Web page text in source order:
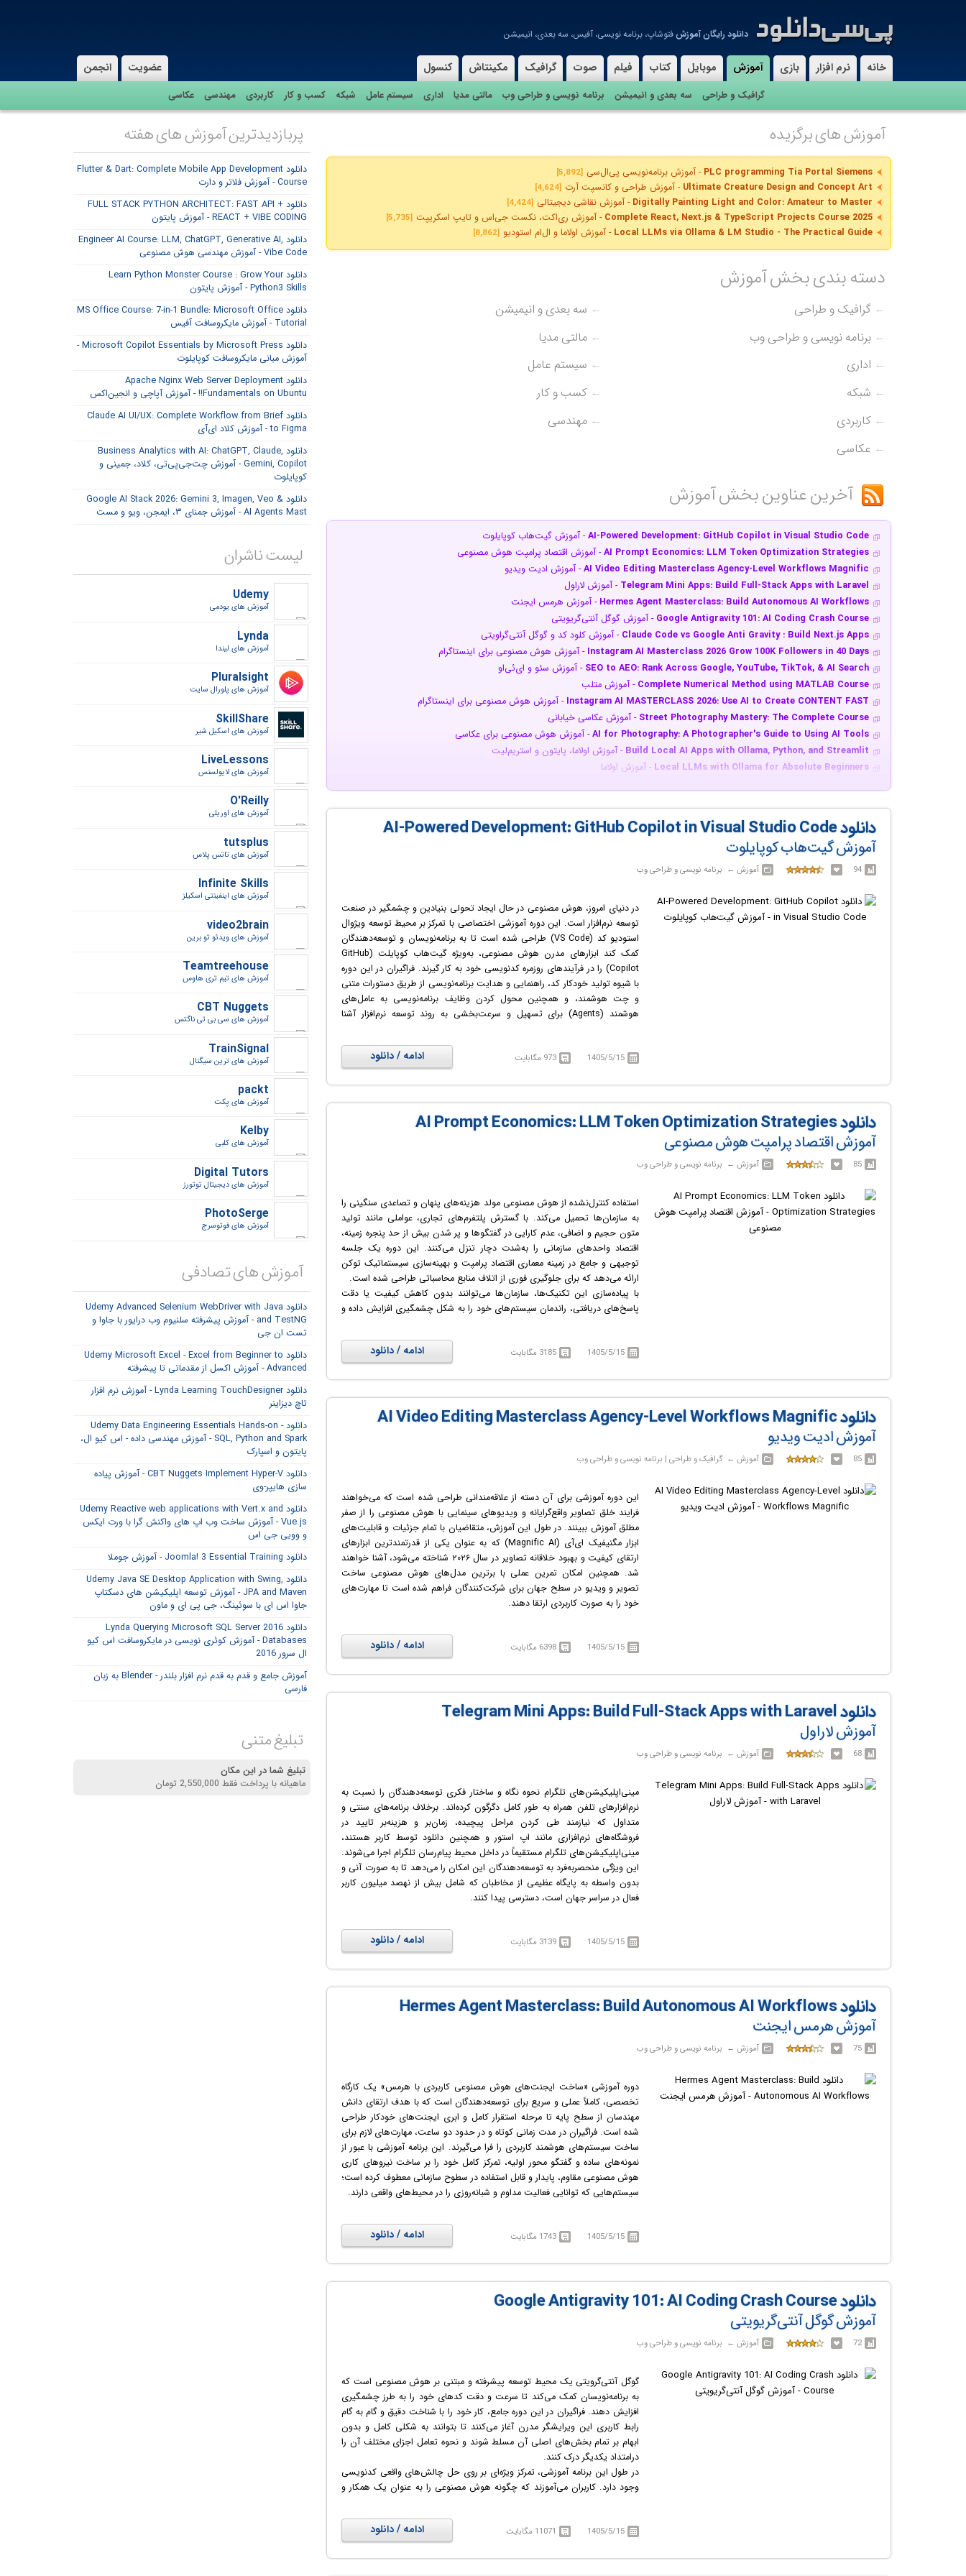
دانلود رایگان آموزشفتوشاپ، برنامه نویسی، آفیس، سه بعدی، انیمیشن
شبکه، کسب و کار، کاربردی، مهندسی، عکاسی را با لینک مستقیم از پی سی دانلود دریافت کنید.
خانه نرم افزار بازی آموزش
گرافیک و طراحی سه بعدی و انیمیشن برنامه نویسی و طراحی وب مالتی مدیا اداری سیستم عامل شبکه کسب و کار کاربردی مهندسی عکاسی
موبایل کتاب فیلم صوت گرافیک مکینتاش کنسول انجمن عضویت
آموزش های برگزیده
Engineer AI Course: LLM, ChatGPT, Generative AI, Vibe Code- آموزش مهندسی هوش مصنوعی [592]
AI Coder: Vibe Coder to Agentic Engineer in 3 Weeks
Master Python programming by solving scientific projects
PHP From Scratch | Beginner To Advanced- آموزش پی‌اچ‌پی [4,357]
PLC programming Tia Portal Siemens - آموزش برنامه‌نویسی پی‌ال‌سی [5,892]
Ultimate Creature Design and Concept Art - آموزش طراحی و کانسپت آرت [4,624]
Digitally Painting Light and Color: Amateur to Master - آموزش نقاشی دیجیتالی [4,424]
Complete React, Next.js & TypeScript Projects Course 2025 - آموزش ری‌اکت، نکست‌ جی‌اس و تایپ اسکریپت [5,735]
Local LLMs via Ollama & LM Studio - The Practical Guide - آموزش اولاما و ال‌ام استودیو [8,862]
The Most Comprehensive Guide To Unity Game Development Vol.1+2- آموزش یونیتی برای توسعه بازی [8,322]
Build & Sell Your Own Robust AI Agents Using Python & OpenA!
CompTIA A+ Core 2 (220-1102)
Hands-On Linux Bootcamp: Real World Skills to Get You Hired- آموزش لینوکس
CompTIA Project+ (005) Domain 1-4
CompTIA Network + - Domain 1-5
Blender 4.4 The complete training
دسته بندی بخش آموزش
← گرافیک و طراحی ← سه بعدی و انیمیشن
← برنامه نویسی و طراحی وب ← مالتی مدیا
← اداری ← سیستم عامل
← شبکه ← کسب و کار
← کاربردی ← مهندسی
← عکاسی
آخرین عناوین بخش آموزش
AI-Powered Development: GitHub Copilot in Visual Studio Code- آموزش گیت‌هاب کوپایلوت
AI Prompt Economics: LLM Token Optimization Strategies- آموزش اقتصاد پرامپت هوش مصنوعی
AI Video Editing Masterclass Agency-Level Workflows Magnific- آموزش ادیت ویدیو
Telegram Mini Apps: Build Full-Stack Apps with Laravel - آموزش لاراول
Hermes Agent Masterclass: Build Autonomous AI Workflows - آموزش هرمس ایجنت
Google Antigravity 101: AI Coding Crash Course - آموزش گوگل آنتی‌گریویتی
Claude Code vs Google Anti Gravity : Build Next.js Apps - آموزش کلود کد و گوگل آنتی‌گراویتی
Instagram AI Masterclass 2026 Grow 100K Followers in 40 Days - آموزش هوش مصنوعی برای اینستاگرام
SEO to AEO: Rank Across Google, YouTube, TikTok, & AI Search - آموزش سئو و ای‌ئی‌او
Complete Numerical Method using MATLAB Course - آموزش متلب
Instagram AI MASTERCLASS 2026: Use AI to Create CONTENT FAST - آموزش هوش مصنوعی برای اینستاگرام
Street Photography Mastery: The Complete Course - آموزش عکاسی خیابانی
AI for Photography: A Photographer's Guide to Using AI Tools- آموزش هوش مصنوعی برای عکاسی
Build Local AI Apps with Ollama, Python, and Streamlit - آموزش اولاما، پایتون و استریم‌لیت
Local LLMs with Ollama for Absolute Beginners - آموزش اولاما
Datamine Studio RM (Drillhole Data to Reporting)
- آموزش دیتاماین استودیو آرام
The Complete Selenium and Beautiful Soup Masterclass 2026- آموزش سلنیوم و بیوتیفول سوپ
Claude code: The AI Development Playbook
CATIA V5 Basic to Advance Interior Exterior Surfacing
n8n for Beginners: Google Workspace Automation with AI
Snowflake Cortex AI: Cortex Code (CoCo), Search & Agents - آموزش اسنوفلیک کورتکس ای‌آی
Video Editing in CapCut | Beginner to Pro | Desktop + Mobile - آموزش کپ‌کات
Email Management Masterclass: Gmail, Outlook, Inbox Zero, AI- آموزش ابزارهای مدیریت ایمیل
Python Computer Vision for Image Processing & Face Detection- آموزش پردازش تصویر با پایتون
Master in ArcGIS, Remote Sensing & Spatial Analysis Course- آموزش آرک‌جی‌آی‌اس
دانلود AI-Powered Development: GitHub Copilot in Visual Studio Code
آموزش گیت‌هاب کوپایلوت
94 آموزش‎ ← ‏ برنامه نویسی و طراحی وب
در دنیای امروز، هوش مصنوعی در حال ایجاد تحولی بنیادین و چشمگیر در صنعت
توسعه نرم‌افزار است. این دوره آموزشی اختصاصی با تمرکز بر محیط توسعه ویژوال
استودیو کد (VS Code) طراحی شده است تا به برنامه‌نویسان و توسعه‌دهندگان
کمک کند ابزارهای مدرن هوش مصنوعی، به‌ویژه گیت‌هاب کوپایلت (GitHub
Copilot) را در فرآیندهای روزمره کدنویسی خود به کار گیرند. فراگیران در این دوره
با شیوه تولید خودکار کد، راهنمایی و هدایت برنامه‌نویسی از طریق دستورات متنی
و چت هوشمند، و همچنین محول کردن وظایف برنامه‌نویسی به عامل‌های
هوشمند (Agents) برای تسهیل و سرعت‌بخشی به روند توسعه نرم‌افزار آشنا
در پایان این دوره، شرکت‌کنندگان موفق به ایجاد یک چارچوب قدرتمند و جامع برای
ادغام بی‌وقفه هوش مصنوعی در فعالیت‌های روزانه کدنویسی خود خواهند شد.
بهره‌وری و یافتن رویکردهای خلاقانه در برنامه‌نویسی استفاده کنند، بسیار مناسب
است. شرکت‌کنندگان با دریافت راهنمایی‌های عملی، توانمندی ارزیابی انتقادی
خروجی‌های هوش مصنوعی را کسب کرده و می‌توانند کیفیت بالای پروژه‌های خود
استودیو کد جهت بهبود کدنویسی آشنا خواهید شد.
1405/5/15 973 مگابایت ادامه / دانلود
دانلود AI Prompt Economics: LLM Token Optimization Strategies
آموزش اقتصاد پرامپت هوش مصنوعی
85 آموزش‎ ← ‏ برنامه نویسی و طراحی وب
استفاده کنترل‌نشده از هوش مصنوعی مولد هزینه‌های پنهان و تصاعدی سنگینی را
به سازمان‌ها تحمیل می‌کند. با گسترش پلتفرم‌های تجاری، عواملی مانند تولید
متون حجیم و اضافی، عدم کارایی در گفتگوها و پر شدن بیش از حد پنجره زمینه،
اقتصاد واحدهای سازمانی را به‌شدت دچار تنزل می‌کنند. این دوره یک جلسه
توجیهی و جامع در زمینه معماری اقتصاد پرامپت و بهینه‌سازی سیستماتیک توکن
ارائه می‌دهد که برای جلوگیری فوری از اتلاف منابع محاسباتی طراحی شده است.
با پیاده‌سازی این تکنیک‌ها، سازمان‌ها می‌توانند بدون کاهش کیفیت یا دقت
پاسخ‌های دریافتی، راندمان سیستم‌های خود را به شکل چشمگیری افزایش داده و
معماران نرم‌افزار و مدیران فنی را مجهز به دانش تخصصی لازم برای مدیریت بهینه
منابع محاسباتی و کاهش بار پردازشی سرورها می‌سازد تا بستری پایدار، اقتصادی و
در دوره آموزشی AI Prompt Economics: LLM Token Optimization
Strategies با روش‌های کاهش هزینه‌ها و بهینه‌سازی مصرف توکن در هوش
مصنوعی آشنا خواهید شد.
1405/5/15 3185 مگابایت ادامه / دانلود
دانلود AI Video Editing Masterclass Agency-Level Workflows Magnific
آموزش ادیت ویدیو
85 آموزش‎ ← ‏ گرافیک و طراحی | برنامه نویسی و طراحی وب
این دوره آموزشی برای آن دسته از علاقه‌مندانی طراحی شده است که می‌خواهند
فرایند خلق تصاویر واقع‌گرایانه و ویدیوهای سینمایی با هوش مصنوعی را از صفر
مطلق آموزش ببینند. در طول این آموزش، متقاضیان با تمام جزئیات و قابلیت‌های
ابزار مگنیفیک ای‌آی (Magnific AI) که به عنوان یکی از قدرتمندترین ابزارهای
ارتقای کیفیت و بهبود خلاقانه تصاویر در سال ۲۰۲۶ شناخته می‌شود، آشنا خواهند
شد. همچنین امکان تمرین عملی با برترین مدل‌های هوش مصنوعی ساخت
تصویر و ویدیو در سطح جهان برای شرکت‌کنندگان فراهم شده است تا مهارت‌های
خود را به صورت کاربردی ارتقا دهند.
برای کسانی که تجربه قبلی کار با ابزارهای هوش مصنوعی را دارند مناسب باشد.
محتوای آموزشی گام‌به‌گام دانش‌پذیران را هدایت کرده و سطح مهارت آن‌ها را از
این دوره، شرکت‌کنندگان قادر خواهند بود ایده‌های خلاقانه خود را به آثاری قدرتمند
و خیره‌کننده تبدیل کنند و از این توانمندی‌ها در پروژه‌های صنعتی و تجاری بهره
ببرند.
در دوره آموزشی AI Video Editing Masterclass Agency-Level Workflows
ابزارهای پیشرفته هوش مصنوعی آشنا خواهید شد.
1405/5/15 6398 مگابایت ادامه / دانلود
دانلود Telegram Mini Apps: Build Full-Stack Apps with Laravel
آموزش لاراول
68 آموزش‎ ← ‏ برنامه نویسی و طراحی وب
مینی‌اپلیکیشن‌های تلگرام نحوه نگاه و ساختار فکری توسعه‌دهندگان را نسبت به
نرم‌افزارهای تلفن همراه به طور کامل دگرگون کرده‌اند. برخلاف برنامه‌های سنتی و
متداول که نیازمند طی کردن مراحل پیچیده، زمان‌بر و هزینه‌بر تایید در
فروشگاه‌های نرم‌افزاری مانند اپ استور و همچنین دانلود توسط کاربر هستند،
مینی‌اپلیکیشن‌های تلگرام مستقیماً در داخل محیط پیام‌رسان تلگرام اجرا می‌شوند.
این ویژگی منحصر‌به‌فرد به توسعه‌دهندگان این امکان را می‌دهد تا به صورت آنی و
بدون واسطه به پایگاه عظیمی از مخاطبان که شامل بیش از نهصد میلیون کاربر
فعال در سراسر جهان است، دسترسی پیدا کنند.
مدرن وب، مدیریت حالت‌ها در محیط لایووایر و نحوه مدیریت پایگاه داده در
لاراول به منظور پشتیبانی از حجم بالای مخاطبان تلگرام آشنا شوند. آموزش‌ها به
را به صورت زنده و کاربردی پیاده‌سازی نمایند و آن را در اختیار مخاطبان قرار دهند.
این مجموعه آموزشی تمامی ابزارهای لازم را برای ورود به دنیای مینی‌اپ‌های تلگرام
فراهم می‌سازد.
1405/5/15 3139 مگابایت ادامه / دانلود
دانلود Hermes Agent Masterclass: Build Autonomous AI Workflows
آموزش هرمس ایجنت
75 آموزش‎ ← ‏ برنامه نویسی و طراحی وب
دوره آموزشی «ساخت ایجنت‌های هوش مصنوعی کاربردی با هرمس» یک کارگاه
تخصصی، کاملاً عملی و سریع برای توسعه‌دهندگان است که با هدف ارتقای دانش
مهندسان از سطح پایه تا مرحله استقرار کامل و ابری ایجنت‌های خودکار طراحی
شده است. فراگیران در مدت زمانی کوتاه و در حدود دو ساعت، مهارت‌های لازم برای
ساخت سیستم‌های هوشمند کاربردی را فرا می‌گیرند. این برنامه آموزشی با عبور از
نمونه‌های ساده و گفتگو محور اولیه، تمرکز کامل خود را بر ساخت نیروهای کاری
هوش مصنوعی مقاوم، پایدار و قابل استفاده در سطوح سازمانی معطوف کرده است؛
سیستم‌هایی که توانایی فعالیت مداوم و شبانه‌روزی را در محیط‌های واقعی دارند.
(Hermes Agent) شکل گرفته است. این ابزار قدرتمند به دلیل قابلیت‌های
منحصر‌به‌فرد خود، در همان سال نخست عرضه با استقبال بی‌نظیر و گسترده
گیت‌هاب کسب کند. شرکت‌کنندگان در طول دوره با مفاهیم کلیدی، زیرساخت‌ها و
روش‌های استاندارد توسعه ایجنت‌های خودمختار آشنا می‌شوند و نحوه مدیریت،
بهینه‌سازی و حل چالش‌های فنی مرتبط با استقرار آنها را فرامی‌گیرند. این آموزش
برای آن دسته از برنامه‌نویسانی طراحی شده است که قصد دارند از برنامه‌های سنتی
در بسترهای ابری به صورت پایدار اجرا و مدیریت نمایند.
Workflows با نحوه توسعه و استقرار ایجنت‌های هوش مصنوعی خودمختار آشنا
خواهید شد.
1405/5/15 1743 مگابایت ادامه / دانلود
دانلود Google Antigravity 101: AI Coding Crash Course
آموزش گوگل آنتی‌گریویتی
72 آموزش‎ ← ‏ برنامه نویسی و طراحی وب
گوگل آنتی‌گرویتی یک محیط توسعه پیشرفته و مبتنی بر هوش مصنوعی است که
به برنامه‌نویسان کمک می‌کند تا سرعت و دقت کدهای خود را به طرز چشمگیری
افزایش دهند. فراگیران در این دوره جامع، کار خود را با شناخت دقیق و گام به گام
رابط کاربری این ویرایشگر مدرن آغاز می‌کنند تا بتوانند به شکلی کامل و بدون
ابهام بر تمام بخش‌های اصلی آن مسلط شوند و نحوه تعامل اجزای مختلف آن را
درامتداد یکدیگر درک کنند.
در طول این برنامه آموزشی، تمرکز ویژه‌ای بر روی حل چالش‌های واقعی کدنویسی
وجود دارد. کاربران می‌آموزند که چگونه هوش مصنوعی را به عنوان یک همکار و
بیشتری رفع کنند و کدهای بهینه‌تری بنویسند. این دوره تمامی ظرفیت‌ها و
قابلیت‌های پنهان گوگل آنتی‌گرویتی را به گونه‌ای معرفی می‌کند که شرکت‌کنندگان
برنامه‌نویسی خود را مدرن‌تر و سریع‌تر سازند.
1405/5/15 11071 مگابایت ادامه / دانلود
پربازدیدترین آموزش های هفته
دانلود Flutter & Dart: Complete Mobile App Development
Course - آموزش فلاتر و دارت
دانلود FULL STACK PYTHON ARCHITECT: FAST API +
REACT + VIBE CODING - آموزش پایتون
دانلود Engineer AI Course: LLM, ChatGPT, Generative AI,
Vibe Code - آموزش مهندسی هوش مصنوعی
دانلود Learn Python Monster Course : Grow Your
Python3 Skills - آموزش پایتون
دانلود MS Office Course: 7-in-1 Bundle: Microsoft Office
Tutorial - آموزش مایکروسافت آفیس
دانلود Microsoft Copilot Essentials by Microsoft Press -
آموزش مبانی مایکروسافت کوپایلوت
دانلود Apache Nginx Web Server Deployment
Fundamentals on Ubuntu!! - آموزش آپاچی و انجین‌اکس
دانلود Claude AI UI/UX: Complete Workflow from Brief
to Figma - آموزش کلاد ای‌آی
دانلود Business Analytics with AI: ChatGPT, Claude,
Gemini, Copilot - آموزش چت‌جی‌پی‌تی، کلاد، جمینی و
کوپایلوت
دانلود Google AI Stack 2026: Gemini 3, Imagen, Veo &
AI Agents Mast - آموزش جمنای ۳، ایمجن، ویو و مست
لیست ناشران
Udemy
آموزش های یودمی
Lynda
آموزش های لیندا
Pluralsight
آموزش های پلورال سایت
SkillShare
آموزش های اسکیل شیر
LiveLessons
آموزش های لایولسنس
O'Reilly
آموزش های اوریلی
tutsplus
آموزش های تاتس پلاس
Infinite Skills
آموزش های اینفینتی اسکیلز
video2brain
آموزش های ویدئو تو برین
Teamtreehouse
آموزش های تیم تری هاوس
CBT Nuggets
آموزش های سی بی تی ناگتس
TrainSignal
آموزش های ترین سیگنال
packt
آموزش های پکت
Kelby
آموزش های کلبی
Digital Tutors
آموزش های دیجیتال توتورز
PhotoSerge
آموزش های فوتوسرج
آموزش ها‌ی تصادفی
دانلود Udemy Advanced Selenium WebDriver with Java
and TestNG - آموزش پیشرفته سلنیوم وب درایور با جاوا و
تست ان جی
دانلود Udemy Microsoft Excel - Excel from Beginner to
Advanced - آموزش اکسل از مقدماتی تا پیشرفته
دانلود Lynda Learning TouchDesigner - آموزش نرم افزار
تاچ دیزاینر
دانلود Udemy Data Engineering Essentials Hands-on -
SQL, Python and Spark - آموزش مهندسی داده - اس کیو ال،
پایتون و اسپارک
دانلود CBT Nuggets Implement Hyper-V - آموزش پیاده
سازی هایپر-وی
دانلود Udemy Reactive web applications with Vert.x and
Vue.js - آموزش ساخت وب اپ های واکنش گرا با ورت ایکس
و وویی جی اس
دانلود Joomla! 3 Essential Training - آموزش جوملا
دانلود Udemy Java SE Desktop Application with Swing,
JPA and Maven - آموزش توسعه اپلیکیشن های دسکتاپ
جاوا اس ای با سوئینگ، جی پی ای و ماون
دانلود Lynda Querying Microsoft SQL Server 2016
Databases - آموزش کوئری نویسی در مایکروسافت اس کیو
ال سرور 2016
آموزش جامع و قدم به قدم نرم افزار بلندر - Blender به زبان
فارسی
تبلیغ متنی
تبلیغ شما در این مکان
ماهیانه با پرداخت فقط 2,550,000 تومان